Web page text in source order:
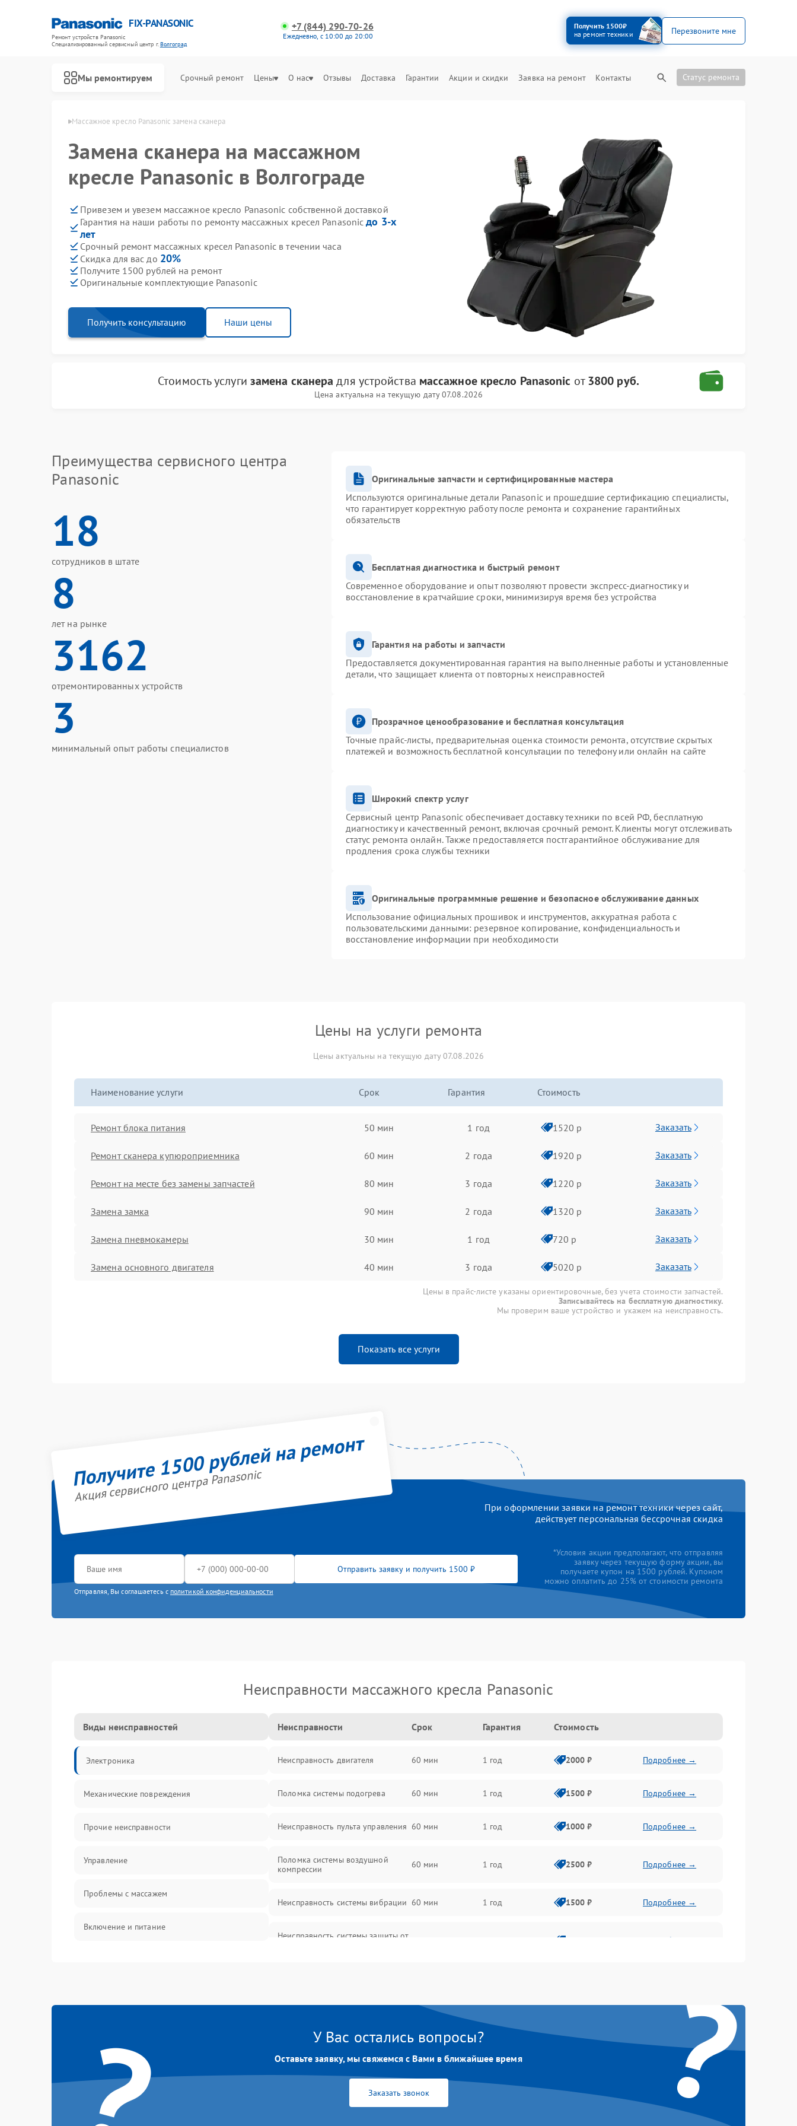
FIX-PANASONIC
Ремонт устройств Panasonic
Специализированный cервисный центр г.Волгоград
+7 (844) 290-70-26
Ежедневно, с 10:00 до 20:00
Получить 1500₽
на ремонт техники
Перезвоните мне
Мы ремонтируем Срочный ремонт Цены О нас Отзывы Доставка Гарантии Акции и скидки Заявка на ремонт Контакты Статус ремонта
в Волгограде Массажное кресло Panasonic замена сканера
Замена сканера на массажном
кресле Panasonic в Волгограде
Привезем и увезем массажное кресло Panasonic собственной доставкой
Гарантия на наши работы по ремонту массажных кресел Panasonicдо 3-х
лет
Срочный ремонт массажных кресел Panasonic в течении часа
Скидка для вас до 20%
Получите 1500 рублей на ремонт
Оригинальные комплектующие Panasonic
Получить консультацию Наши цены
Стоимость услуги замена сканера для устройства массажное кресло Panasonic от3800 руб.
Цена актуальна на текущую дату 07.08.2026
Преимущества сервисного центра
Panasonic
18
сотрудников в штате
8
лет на рынке
3162
отремонтированных устройств
3
минимальный опыт работы специалистов
Оригинальные запчасти и сертифицированные мастера
Используются оригинальные детали Panasonic и прошедшие сертификацию специалисты,
что гарантирует корректную работу после ремонта и сохранение гарантийных
обязательств
Бесплатная диагностика и быстрый ремонт
Современное оборудование и опыт позволяют провести экспресс-диагностику и
восстановление в кратчайшие сроки, минимизируя время без устройства
Гарантия на работы и запчасти
Предоставляется документированная гарантия на выполненные работы и установленные
детали, что защищает клиента от повторных неисправностей
Прозрачное ценообразование и бесплатная консультация
Точные прайс-листы, предварительная оценка стоимости ремонта, отсутствие скрытых
платежей и возможность бесплатной консультации по телефону или онлайн на сайте
Широкий спектр услуг
Сервисный центр Panasonic обеспечивает доставку техники по всей РФ, бесплатную
диагностику и качественный ремонт, включая срочный ремонт. Клиенты могут отслеживать
статус ремонта онлайн. Также предоставляется постгарантийное обслуживание для
продления срока службы техники
Оригинальные программные решение и безопасное обслуживание данных
Использование официальных прошивок и инструментов, аккуратная работа с
пользовательскими данными: резервное копирование, конфиденциальность и
восстановление информации при необходимости
Цены на услуги ремонта
Цены актуальны на текущую дату 07.08.2026
Наименование услуги Срок Гарантия Стоимость
Ремонт блока питания 50 мин 1 год 1520 р Заказать
Ремонт сканера купюроприемника 60 мин 2 года 1920 р Заказать
Ремонт на месте без замены запчастей 80 мин 3 года 1220 р Заказать
Замена замка 90 мин 2 года 1320 р Заказать
Замена пневмокамеры 30 мин 1 год 720 р Заказать
Замена основного двигателя 40 мин 3 года 5020 р Заказать
Цены в прайс-листе указаны ориентировочные, без учета стоимости запчастей.
Записывайтесь на бесплатную диагностику.
Мы проверим ваше устройство и укажем на неисправность.
Показать все услуги
Получите 1500 рублей на ремонт
Акция сервисного центра Panasonic
При оформлении заявки на ремонт техники через сайт,
действует персональная бессрочная скидка
Отправить заявку и получить 1500 ₽
Отправляя, Вы соглашаетесь с политикой конфиденциальности
*Условия акции предполагают, что отправляя
заявку через текущую форму акции, вы
получаете купон на 1500 рублей. Купоном
можно оплатить до 25% от стоимости ремонта
Неисправности массажного кресла Panasonic
Виды неисправностей
Электроника
Механические повреждения
Прочие неисправности
Управление
Проблемы с массажем
Включение и питание
Неисправности Срок Гарантия Стоимость
Неисправность двигателя 60 мин 1 год 2000 ₽ Подробнее →
Поломка системы подогрева 60 мин 1 год 1500 ₽ Подробнее →
Неисправность пульта управления 60 мин 1 год 1000 ₽ Подробнее →
Поломка системы воздушной
компрессии
60 мин 1 год 2500 ₽ Подробнее →
Неисправность системы вибрации 60 мин 1 год 1500 ₽ Подробнее →
Неисправность системы защиты от
1500 ₽ Подробнее →
короткого замыкания
1 год
Неисправность системы защиты от
перегрева
Подробнее →
Повреждение системы защиты от
Подробнее →
?
У Вас остались вопросы?
Оставьте заявку, мы свяжемся с Вами в ближайшее время
Заказать звонок